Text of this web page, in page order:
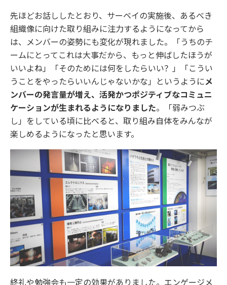
先ほどお話ししたとおり、サーベイの実施後、あるべき
組織像に向けた取り組みに注力するようになってから
は、メンバーの姿勢にも変化が現れました。「うちのチ
ームにとってこれは大事だから、もっと伸ばしたほうが
いいよね」「そのためには何をしたらいい？」「こうい
うことをやったらいいんじゃないかな」というようにメ
ンバーの発言量が増え、活発かつポジティブなコミュニ
ケーションが生まれるようになりました。「弱みつぶ
し」をしている頃に比べると、取り組み自体をみんなが
楽しめるようになったと思います。
終礼や勉強会も一定の効果がありました。エンゲージメ